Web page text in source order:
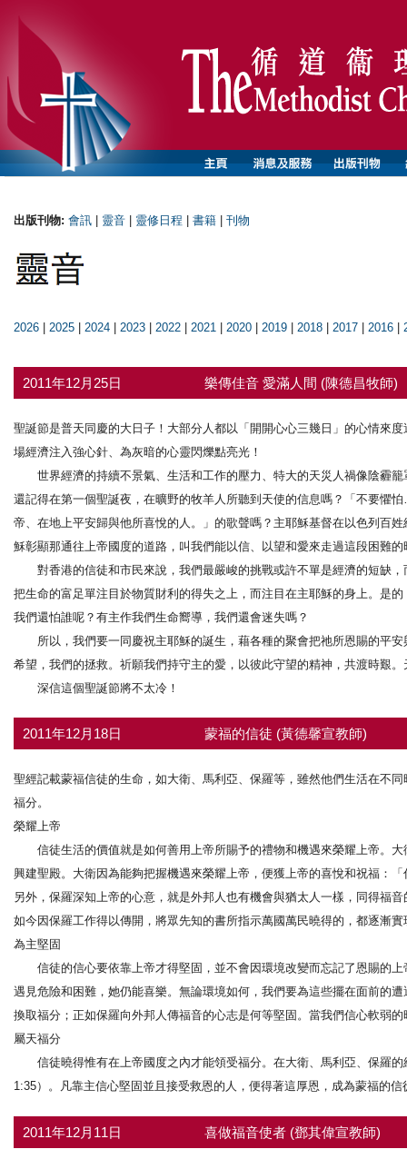
出版刊物: 會訊 靈音 靈修日程 書籍 刊物
2026 | 2025 | 2024 | 2023 | 2022 | 2021 | 2020 | 2019 | 2018 | 2017 | 2016 |
2011年12月25日 樂傳佳音 愛滿人間 (陳德昌牧師)
聖誕節是普天同慶的大日子！大部分人都以「開開心心三幾日」的心情來
場經濟注入強心針、為灰暗的心靈閃爍點亮光！
世界經濟的持續不景氣、生活和工作的壓力、特大的天災人禍像陰霾籠
還記得在第一個聖誕夜，在曠野的牧羊人所聽到天使的信息嗎？「不要
帝、在地上平安歸與他所喜悅的人。」的歌聲嗎？主耶穌基督在以色列百
穌彰顯那通往上帝國度的道路，叫我們能以信、以望和愛來走過這段困難的
對香港的信徒和市民來說，我們最嚴峻的挑戰或許不單是經濟的短缺，
把生命的富足單注目於物質財利的得失之上，而注目在主耶穌的身上。是
我們還怕誰呢？有主作我們生命嚮導，我們還會迷失嗎？
所以，我們要一同慶祝主耶穌的誕生，藉各種的聚會把祂所恩賜的平安
希望，我們的拯救。祈願我們持守主的愛，以彼此守望的精神，共渡時艱
深信這個聖誕節將不太冷！
2011年12月18日 蒙福的信徒 (黃德馨宣教師)
聖經記載蒙福信徒的生命，如大衛、馬利亞、保羅等，雖然他們生活在不
福分。
榮耀上帝
信徒生活的價值就是如何善用上帝所賜予的禮物和機遇來榮耀上帝。大
興建聖殿。大衛因為能夠把握機遇來榮耀上帝，便獲上帝的喜悅和祝福：
另外，保羅深知上帝的心意，就是外邦人也有機會與猶太人一樣，同得福
如今因保羅工作得以傳開，將眾先知的書所指示萬國萬民曉得的，都逐漸實
為主堅固
信徒的信心要依靠上帝才得堅固，並不會因環境改變而忘記了恩賜的上
遇見危險和困難，她仍能喜樂。無論環境如何，我們要為這些擺在面前的
換取福分；正如保羅向外邦人傳福音的心志是何等堅固。當我們信心軟弱
屬天福分
信徒曉得惟有在上帝國度之內才能領受福分。在大衛、馬利亞、保羅的
1:35）。凡靠主信心堅固並且接受救恩的人，便得著這厚恩，成為蒙福的信
2011年12月11日 喜做福音使者 (鄧其偉宣教師)